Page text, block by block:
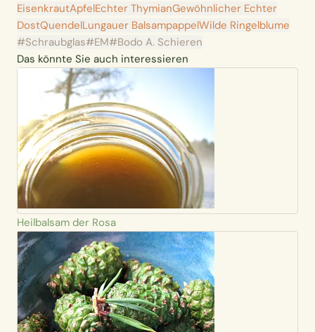
EisenkrautApfelEchter ThymianGewöhnlicher Echter
DostQuendelLungauer BalsampappelWilde Ringelblume
#Schraubglas#EM#Bodo A. Schieren
Das könnte Sie auch interessieren
Heilbalsam der Rosa